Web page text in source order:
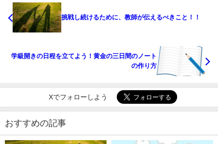
挑戦し続けるために、教師が伝えるべきこと！！
学級開きの日程を立てよう！黄金の三日間のノート
の作り方
Xでフォローしよう
おすすめの記事